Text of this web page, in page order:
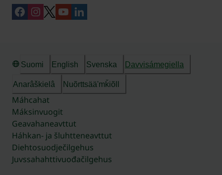
Suomi English Svenska Davvisámegiella
Anarâškielâ Nuõrttsääʹmǩiõll
Máhcahat
Máksinvuogit
Geavahaneavttut
Háhkan- ja šluhtteneavttut
Diehtosuodječilgehus
Juvssahahttivuođačilgehus